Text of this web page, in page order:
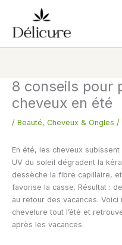
contenu
8 conseils pour
cheveux en été
/ Beauté, Cheveux & Ongles /
En été, les cheveux subissent
UV du soleil dégradent la
dessèche la fibre capillaire,
favorise la casse. Résultat :
au retour des vacances.
chevelure tout l’été et
après les vacances.